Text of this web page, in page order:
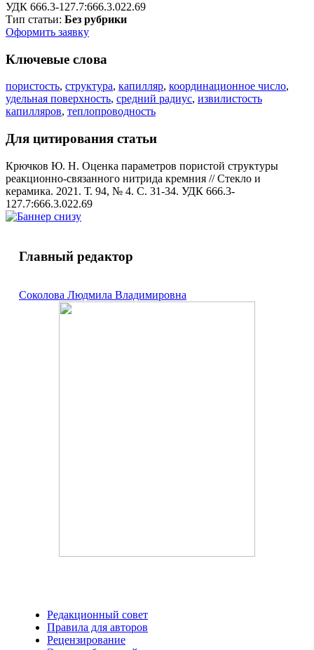
УДК 666.3-127.7:666.3.022.69
Тип статьи:
Без рубрики
Оформить заявку
Ключевые слова
пористость, структура, капилляр, координационное число,
удельная поверхность, средний радиус, извилистость
капилляров, теплопроводность
Для цитирования статьи
Крючков Ю. Н. Оценка параметров пористой структуры
реакционно-связанного нитрида кремния // Стекло и
керамика. 2021. Т. 94, № 4. С. 31-34. УДК 666.3-
127.7:666.3.022.69
Главный редактор
Соколова Людмила Владимировна
Редакционный совет
Правила для авторов
Рецензирование